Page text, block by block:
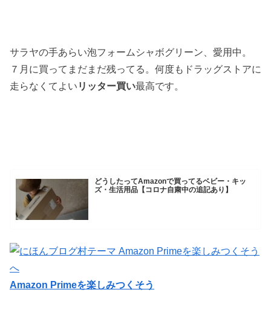
サラヤの手あらい泡フォームシャボグリーン、愛用中。
７月に買ってまだまだ残ってる。何度もドラッグストアに
走らなくてよい リッター買い最高です。
どうしたってAmazonで買ってるベビー・キッ
ズ・生活用品【コロナ自粛中の追記あり】
Amazon Primeを楽しみつくそう